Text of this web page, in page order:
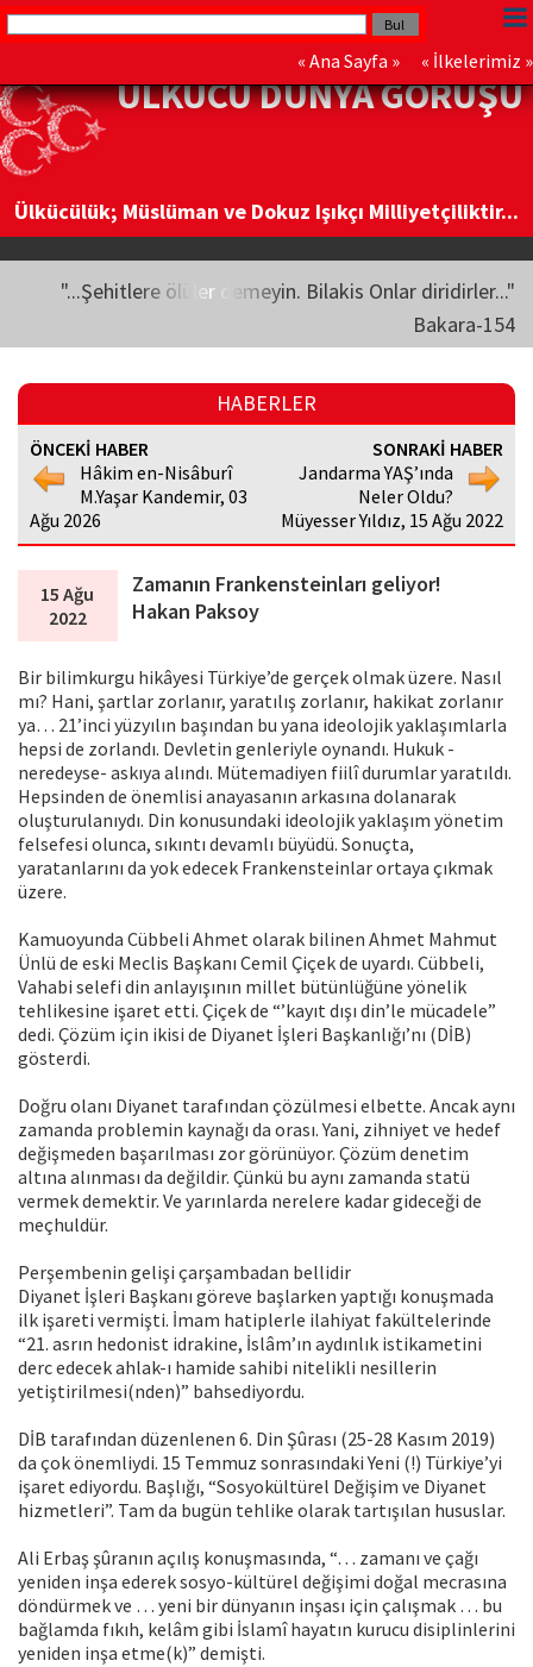
« Ana Sayfa » « İlkelerimiz »
ÜLKÜCÜ DÜNYA GÖRÜŞÜ
Ülkücülük; Müslüman ve Dokuz Işıkçı Milliyetçiliktir...
"...Şehitlere ölüler demeyin. Bilakis Onlar diridirler..."
Bakara-154
HABERLER
ÖNCEKİ HABER
Hâkim en-Nisâburî
M.Yaşar Kandemir, 03
Ağu 2026
SONRAKİ HABER
Jandarma YAŞ’ında
Neler Oldu?
Müyesser Yıldız, 15 Ağu 2022
15 Ağu
2022
Zamanın Frankensteinları geliyor!
Hakan Paksoy
Bir bilimkurgu hikâyesi Türkiye’de gerçek olmak üzere. Nasıl
mı? Hani, şartlar zorlanır, yaratılış zorlanır, hakikat zorlanır
ya… 21’inci yüzyılın başından bu yana ideolojik yaklaşımlarla
hepsi de zorlandı. Devletin genleriyle oynandı. Hukuk -
neredeyse- askıya alındı. Mütemadiyen fiilî durumlar yaratıldı.
Hepsinden de önemlisi anayasanın arkasına dolanarak
oluşturulanıydı. Din konusundaki ideolojik yaklaşım yönetim
felsefesi olunca, sıkıntı devamlı büyüdü. Sonuçta,
yaratanlarını da yok edecek Frankensteinlar ortaya çıkmak
üzere.
Kamuoyunda Cübbeli Ahmet olarak bilinen Ahmet Mahmut
Ünlü de eski Meclis Başkanı Cemil Çiçek de uyardı. Cübbeli,
Vahabi selefi din anlayışının millet bütünlüğüne yönelik
tehlikesine işaret etti. Çiçek de “’kayıt dışı din’le mücadele”
dedi. Çözüm için ikisi de Diyanet İşleri Başkanlığı’nı (DİB)
gösterdi.
Doğru olanı Diyanet tarafından çözülmesi elbette. Ancak aynı
zamanda problemin kaynağı da orası. Yani, zihniyet ve hedef
değişmeden başarılması zor görünüyor. Çözüm denetim
altına alınması da değildir. Çünkü bu aynı zamanda statü
vermek demektir. Ve yarınlarda nerelere kadar gideceği de
meçhuldür.
Perşembenin gelişi çarşambadan bellidir
Diyanet İşleri Başkanı göreve başlarken yaptığı konuşmada
ilk işareti vermişti. İmam hatiplerle ilahiyat fakültelerinde
“21. asrın hedonist idrakine, İslâm’ın aydınlık istikametini
derc edecek ahlak-ı hamide sahibi nitelikli nesillerin
yetiştirilmesi(nden)” bahsediyordu.
DİB tarafından düzenlenen 6. Din Şûrası (25-28 Kasım 2019)
da çok önemliydi. 15 Temmuz sonrasındaki Yeni (!) Türkiye’yi
işaret ediyordu. Başlığı, “Sosyokültürel Değişim ve Diyanet
hizmetleri”. Tam da bugün tehlike olarak tartışılan hususlar.
Ali Erbaş şûranın açılış konuşmasında, “… zamanı ve çağı
yeniden inşa ederek sosyo-kültürel değişimi doğal mecrasına
döndürmek ve … yeni bir dünyanın inşası için çalışmak … bu
bağlamda fıkıh, kelâm gibi İslamî hayatın kurucu disiplinlerini
yeniden inşa etme(k)” demişti.